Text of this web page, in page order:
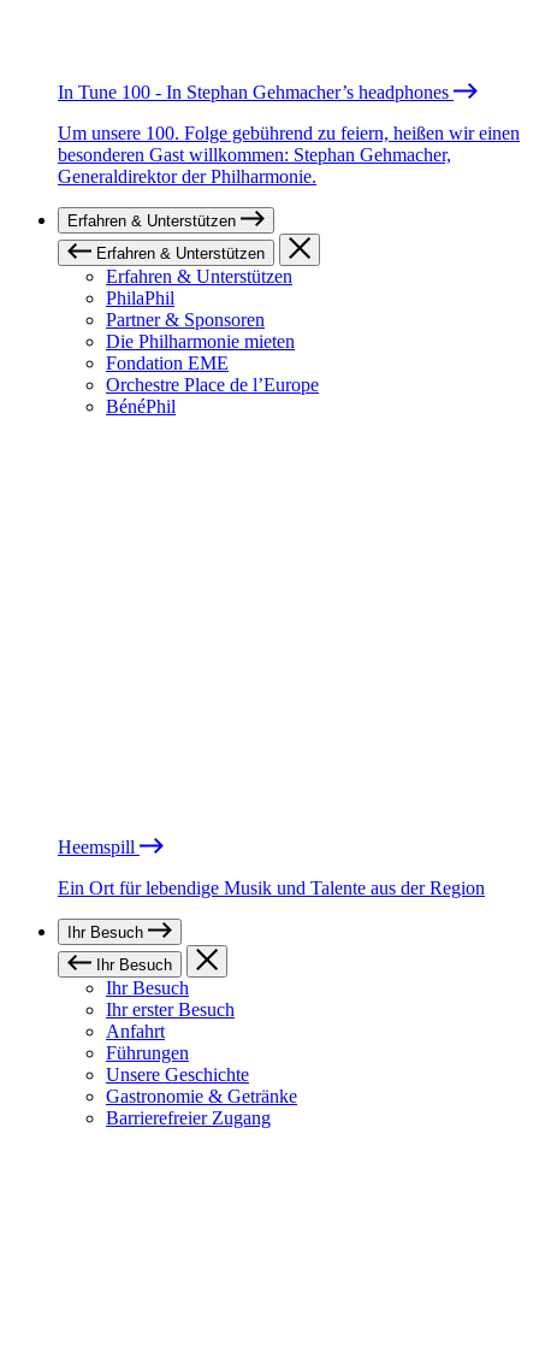
In Tune 100 - In Stephan Gehmacher’s headphones
Um unsere 100. Folge gebührend zu feiern, heißen wir einen
besonderen Gast willkommen: Stephan Gehmacher,
Generaldirektor der Philharmonie.
Erfahren & Unterstützen
Erfahren & Unterstützen
Erfahren & Unterstützen
PhilaPhil
Partner & Sponsoren
Die Philharmonie mieten
Fondation EME
Orchestre Place de l’Europe
BénéPhil
Heemspill
Ein Ort für lebendige Musik und Talente aus der Region
Ihr Besuch
Ihr Besuch
Ihr Besuch
Ihr erster Besuch
Anfahrt
Führungen
Unsere Geschichte
Gastronomie & Getränke
Barrierefreier Zugang